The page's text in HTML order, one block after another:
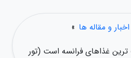
و مقاله ها »
غذاهای فرانسه است (تور